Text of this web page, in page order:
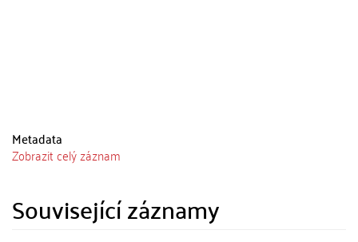
Metadata
Zobrazit celý záznam
Související záznamy